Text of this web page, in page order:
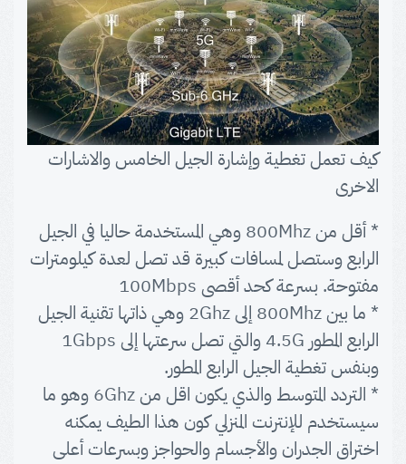
كيف تعمل تغطية وإشارة الجيل الخامس والاشارات
الاخرى
* أقل من 800Mhz وهي المستخدمة حاليا في الجيل
الرابع وستصل لمسافات كبيرة قد تصل لعدة كيلومترات
مفتوحة. بسرعة كحد أقصى 100Mbps
* ما بين 800Mhz إلى 2Ghz وهي ذاتها تقنية الجيل
الرابع المطور 4.5G والتي تصل سرعتها إلى 1Gbps
وبنفس تغطية الجيل الرابع المطور.
* التردد المتوسط والذي يكون اقل من 6Ghz وهو ما
سيستخدم للإنترنت المنزلي كون هذا الطيف يمكنه
اختراق الجدران والأجسام والحواجز وبسرعات أعلى